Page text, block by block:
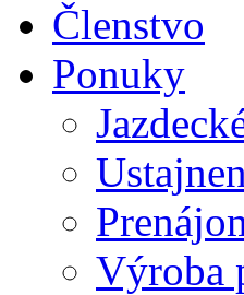
Členstvo
Ponuky
Výroba